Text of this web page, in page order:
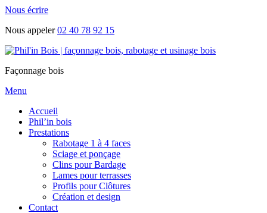
Nous écrire
Nous appeler02 40 78 92 15
Façonnage bois
Menu
Accueil
Phil’in bois
Prestations
Rabotage 1 à 4 faces
Sciage et ponçage
Clins pour Bardage
Lames pour terrasses
Profils pour Clôtures
Création et design
Contact